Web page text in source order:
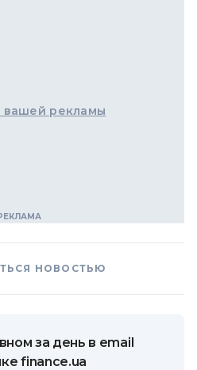
вашей рекламы
НОВОСТЬЮ
за день в email
finance.ua